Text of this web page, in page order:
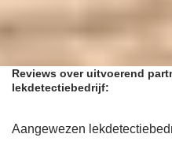
Reviews over uitvoerend
lekdetectiebedrijf:
Aangewezen